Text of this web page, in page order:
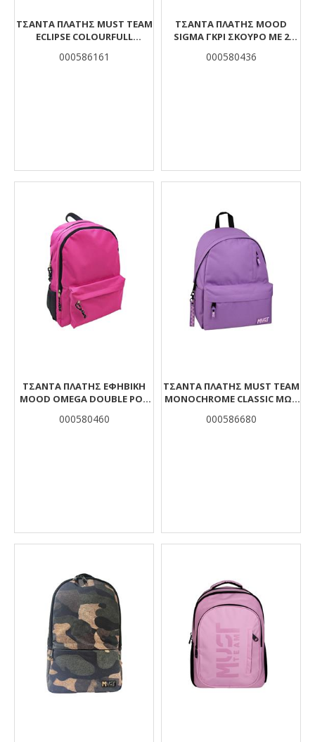
ΤΣΆΝΤΑ ΠΛΆΤΗΣ MUST TEAM
ECLIPSE COLOURFULL
000586161
ΤΣΆΝΤΑ ΠΛΆΤΗΣ MOOD
SIGMA ΓΚΡΙ ΣΚΟΎΡΟ ΜΕ 2
000580436
ΤΣΆΝΤΑ ΠΛΆΤΗΣ ΕΦΗΒΙΚΉ
MOOD OMEGA DOUBLE ΡΟΖ
000580460
ΤΣΆΝΤΑ ΠΛΆΤΗΣ MUST TEAM
MONOCHROME CLASSIC ΜΩΒ
ΘΉΚΗ
000586680